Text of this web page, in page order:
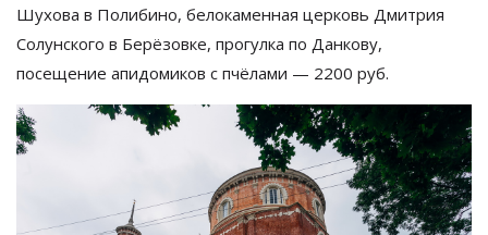
Шухова в Полибино, белокаменная церковь Дмитрия
Солунского в Берёзовке, прогулка по Данкову,
посещение апидомиков с пчёлами — 2200 руб.